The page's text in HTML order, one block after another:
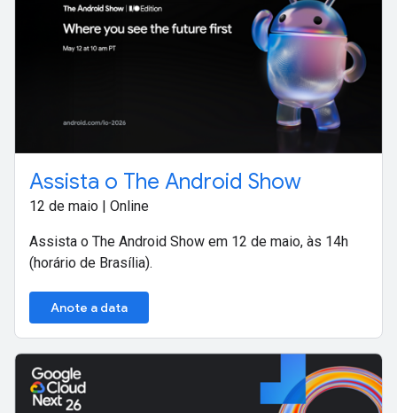
Assista o The Android Show
12 de maio | Online
Assista o The Android Show em 12 de maio, às 14h
(horário de Brasília).
Anote a data